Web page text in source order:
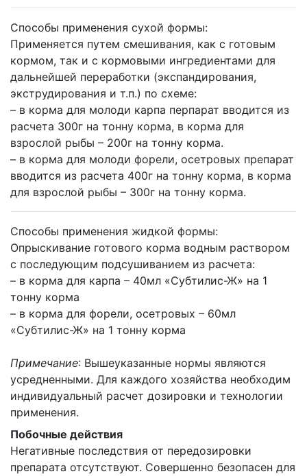
Способы применения сухой формы:
Применяется путем смешивания, как с готовым
кормом, так и с кормовыми ингредиентами для
дальнейшей переработки (экспандирования,
экструдирования и т.п.) по схеме:
– в корма для молоди карпа перпарат вводится из
расчета 300г на тонну корма, в корма для
взрослой рыбы – 200г на тонну корма.
– в корма для молоди форели, осетровых препарат
вводится из расчета 400г на тонну корма, в корма
для взрослой рыбы – 300г на тонну корма.
Способы применения жидкой формы:
Опрыскивание готового корма водным раствором
с последующим подсушиванием из расчета:
– в корма для карпа – 40мл «Субтилис-Ж» на 1
тонну корма
– в корма для форели, осетровых – 60мл
«Субтилис-Ж» на 1 тонну корма
Примечание: Вышеуказанные нормы являются
усредненными. Для каждого хозяйства необходим
индивидуальный расчет дозировки и технологии
применения.
Побочные действия
Негативные последствия от передозировки
препарата отсутствуют. Cовершенно безопасен для